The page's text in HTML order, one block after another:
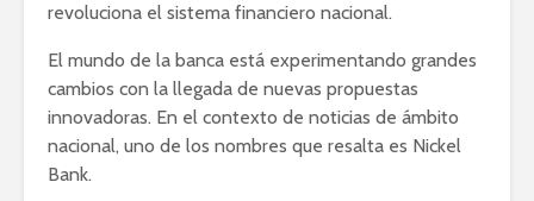
revoluciona el sistema financiero nacional.
El mundo de la banca está experimentando grandes
cambios con la llegada de nuevas propuestas
innovadoras. En el contexto de noticias de ámbito
nacional, uno de los nombres que resalta es Nickel
Bank.